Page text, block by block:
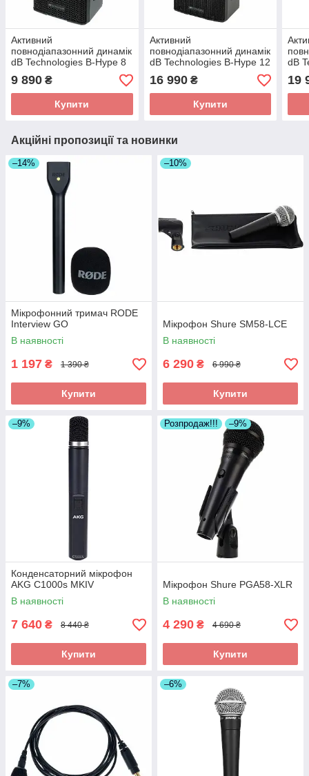
Активний
повнодіапазонний динамік
dB Technologies B-Hype 8
9 890 ₴
Купити
Активний
повнодіапазонний динамік
dB Technologies B-Hype 12
16 990₴
Купити
dB
19
Акційні пропозиції та новинки
–14%
Мікрофонний тримач RODE
Interview GO
В наявності
1 197 ₴ 1 390 ₴
Купити
–10%
Мікрофон Shure SM58-LCE
В наявності
6 290 ₴ 6 990 ₴
Купити
–9%
Конденсаторний мікрофон
AKG C1000s MKIV
В наявності
7 640 ₴ 8 440 ₴
Купити
Розпродаж!!! –9%
Мікрофон Shure PGA58-XLR
В наявності
4 290 ₴ 4 690 ₴
Купити
–7% –6%